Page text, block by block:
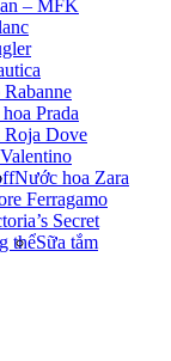
– MFK
Prada
Roja Dove
Nước hoa Zara
Ferragamo
Secret
thểSữa tắm